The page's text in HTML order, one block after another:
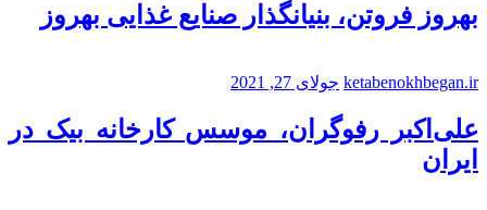
بهروز فروتن، بنیانگذار صنایع غذایی بهروز
ketabenokhbegan.ir جولای 27, 2021
علی‌اکبر رفوگران، موسس کارخانه بیک در
ایران